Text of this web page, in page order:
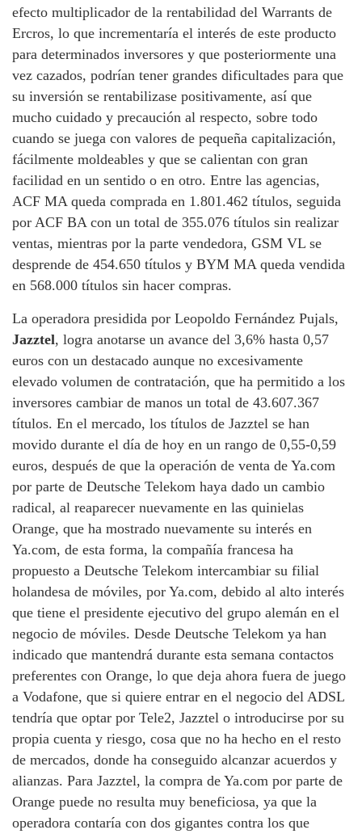
efecto multiplicador de la rentabilidad del Warrants de
Ercros, lo que incrementaría el interés de este producto
para determinados inversores y que posteriormente una
vez cazados, podrían tener grandes dificultades para que
su inversión se rentabilizase positivamente, así que
mucho cuidado y precaución al respecto, sobre todo
cuando se juega con valores de pequeña capitalización,
fácilmente moldeables y que se calientan con gran
facilidad en un sentido o en otro. Entre las agencias,
ACF MA queda comprada en 1.801.462 títulos, seguida
por ACF BA con un total de 355.076 títulos sin realizar
ventas, mientras por la parte vendedora, GSM VL se
desprende de 454.650 títulos y BYM MA queda vendida
en 568.000 títulos sin hacer compras.
La operadora presidida por Leopoldo Fernández Pujals,
Jazztel, logra anotarse un avance del 3,6% hasta 0,57
euros con un destacado aunque no excesivamente
elevado volumen de contratación, que ha permitido a los
inversores cambiar de manos un total de 43.607.367
títulos. En el mercado, los títulos de Jazztel se han
movido durante el día de hoy en un rango de 0,55-0,59
euros, después de que la operación de venta de Ya.com
por parte de Deutsche Telekom haya dado un cambio
radical, al reaparecer nuevamente en las quinielas
Orange, que ha mostrado nuevamente su interés en
Ya.com, de esta forma, la compañía francesa ha
propuesto a Deutsche Telekom intercambiar su filial
holandesa de móviles, por Ya.com, debido al alto interés
que tiene el presidente ejecutivo del grupo alemán en el
negocio de móviles. Desde Deutsche Telekom ya han
indicado que mantendrá durante esta semana contactos
preferentes con Orange, lo que deja ahora fuera de juego
a Vodafone, que si quiere entrar en el negocio del ADSL
tendría que optar por Tele2, Jazztel o introducirse por su
propia cuenta y riesgo, cosa que no ha hecho en el resto
de mercados, donde ha conseguido alcanzar acuerdos y
alianzas. Para Jazztel, la compra de Ya.com por parte de
Orange puede no resulta muy beneficiosa, ya que la
operadora contaría con dos gigantes contra los que